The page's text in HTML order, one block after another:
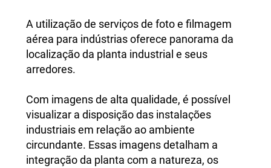
A utilização de serviços de foto e filmagem
aérea para indústrias oferece panorama da
localização da planta industrial e seus
arredores.
Com imagens de alta qualidade, é possível
visualizar a disposição das instalações
industriais em relação ao ambiente
circundante. Essas imagens detalham a
integração da planta com a natureza, os